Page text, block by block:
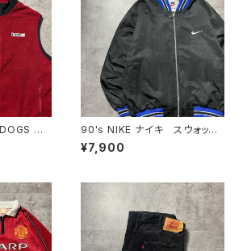
希
ビッグ
ラベル
90's NIKE ナイキ スウォッシ
ュ 刺繍ワンポイント バック刺
繍 ラインリブ ブラック×ネイ
¥7,900